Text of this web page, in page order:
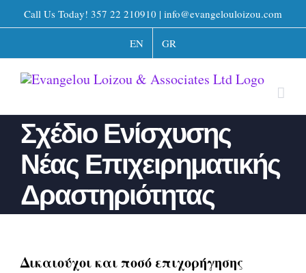
Skip
to
content
Call Us Today! 357 22 210910 | info@evangelouloizou.com
EN GR
Σχέδιο Ενίσχυσης
Νέας Επιχειρηματικής
Δραστηριότητας
Δικαιούχοι και ποσό επιχορήγησης